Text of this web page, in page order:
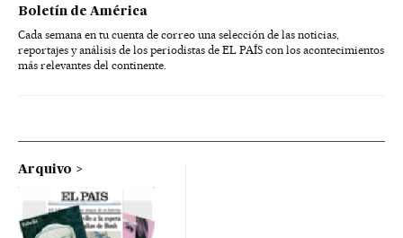
Boletín de América
Cada semana en tu cuenta de correo una selección de las noticias,
reportajes y análisis de los periodistas de EL PAÍS con los acontecimientos
más relevantes del continente.
Arquivo